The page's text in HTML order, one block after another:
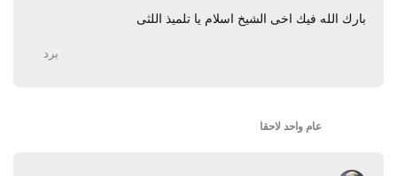
بارك الله فيك اخى الشيخ اسلام يا تلميذ اللثى
يرد
عام واحد لاحقا